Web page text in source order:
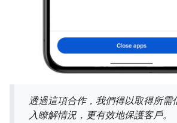
透過這項合作，我們得以取得所需
入瞭解情況，更有效地保護客戶。